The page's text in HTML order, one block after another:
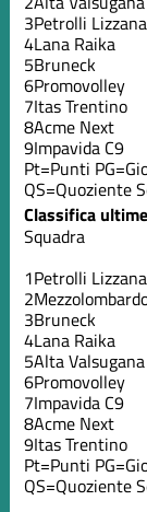
3Petrolli Lizzana
4Lana Raika
5Bruneck
6Promovolley
7Itas Trentino
8Acme Next
9Impavida C9
Pt=Punti
QS=Quoziente
Classifica
Squadra
1Petrolli Lizzana
2
3Bruneck
4Lana Raika
5Alta Valsugana
6Promovolley
7Impavida C9
8Acme Next
9Itas Trentino
Pt=Punti
QS=Quoziente